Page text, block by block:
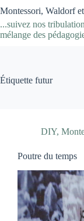
au
contenu
Montessori, Waldorf
...suivez nos
mélange des
Étiquette futur
DIY,
Poutre du temps